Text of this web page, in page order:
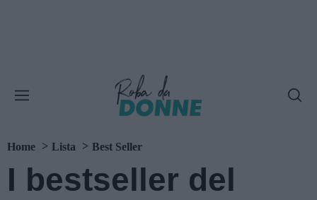
Home Lista Best Seller
I bestseller del